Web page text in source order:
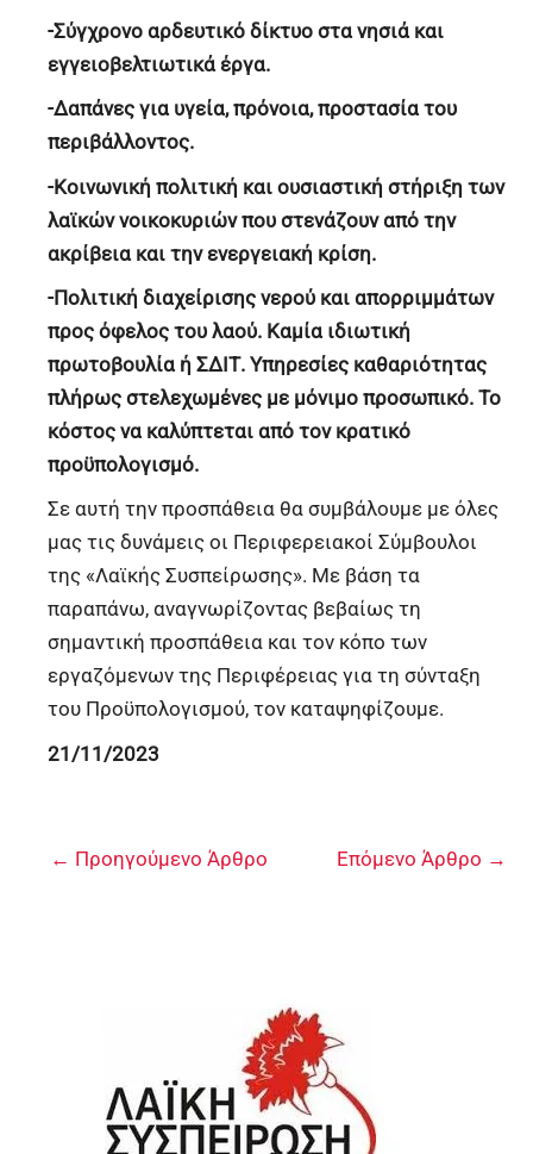
-Σύγχρονο αρδευτικό δίκτυο στα νησιά και
εγγειοβελτιωτικά έργα.
-Δαπάνες για υγεία, πρόνοια, προστασία του
περιβάλλοντος.
-Κοινωνική πολιτική και ουσιαστική στήριξη των
λαϊκών νοικοκυριών που στενάζουν από την
ακρίβεια και την ενεργειακή κρίση.
-Πολιτική διαχείρισης νερού και απορριμμάτων
προς όφελος του λαού. Καμία ιδιωτική
πρωτοβουλία ή ΣΔΙΤ. Υπηρεσίες καθαριότητας
πλήρως στελεχωμένες με μόνιμο προσωπικό. Το
κόστος να καλύπτεται από τον κρατικό
προϋπολογισμό.
Σε αυτή την προσπάθεια θα συμβάλουμε με όλες
μας τις δυνάμεις οι Περιφερειακοί Σύμβουλοι
της «Λαϊκής Συσπείρωσης». Με βάση τα
παραπάνω, αναγνωρίζοντας βεβαίως τη
σημαντική προσπάθεια και τον κόπο των
εργαζόμενων της Περιφέρειας για τη σύνταξη
του Προϋπολογισμού, τον καταψηφίζουμε.
21/11/2023
← Προηγούμενο Άρθρο Επόμενο Άρθρο →